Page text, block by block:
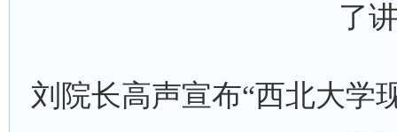
了
刘院长高声宣布“西北大学